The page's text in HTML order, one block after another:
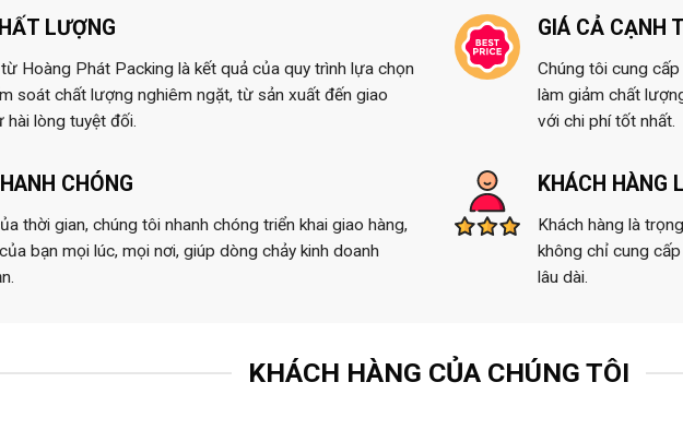
LƯỢNG
Hoàng Phát Packing là kết quả của quy trình lựa chọn
soát chất lượng nghiêm ngặt, từ sản xuất đến giao
hài lòng tuyệt đối.
GIÁ CẢ CẠNH
Chúng tôi cung
làm giảm chất
với chi phí tốt nhất.
CHÓNG
thời gian, chúng tôi nhanh chóng triển khai giao hàng,
bạn mọi lúc, mọi nơi, giúp dòng chảy kinh doanh
KHÁCH HÀNG
Khách hàng là
không chỉ cung
lâu dài.
KHÁCH HÀNG CỦA CHÚNG TÔI